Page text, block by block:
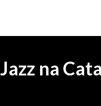
Jazz na